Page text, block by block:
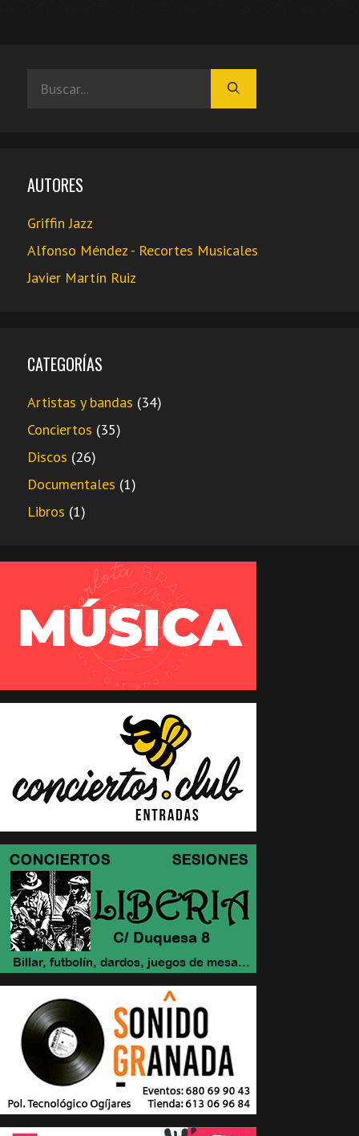
AUTORES
Griffin Jazz
Alfonso Méndez - Recortes Musicales
Javier Martín Ruiz
CATEGORÍAS
Artistas y bandas (34)
Conciertos (35)
Discos (26)
Documentales (1)
Libros (1)